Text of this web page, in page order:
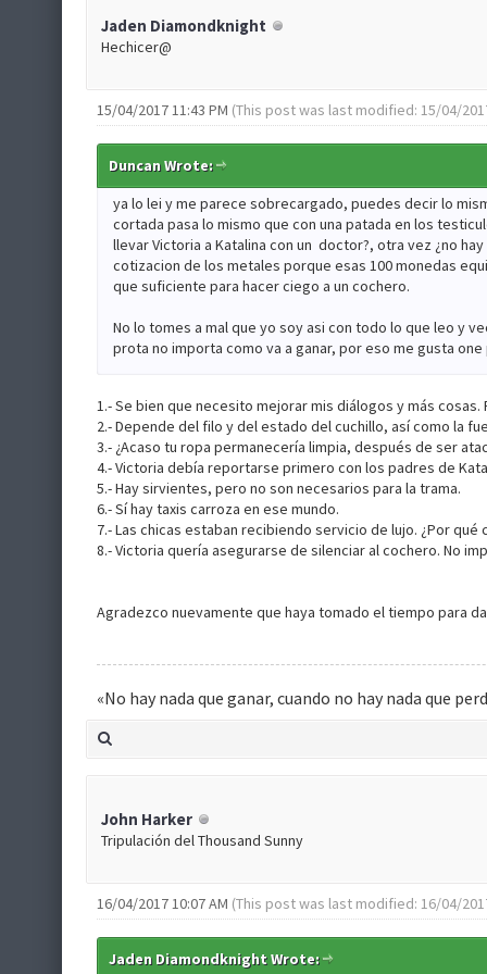
Jaden Diamondknight
Hechicer@
15/04/2017 11:43 PM (This post was last modified: 15/04/
Duncan Wrote:
ya lo lei y me parece sobrecargado, puedes decir lo
cortada pasa lo mismo que con una patada en los
llevar Victoria a Katalina con un doctor?, otra vez ¿no
cotizacion de los metales porque esas 100 monedas
que suficiente para hacer ciego a un cochero.
No lo tomes a mal que yo soy asi con todo lo que leo y
prota no importa como va a ganar, por eso me gusta
1.- Se bien que necesito mejorar mis diálogos y más
2.- Depende del filo y del estado del cuchillo, así como la
3.- ¿Acaso tu ropa permanecería limpia, después de ser
4.- Victoria debía reportarse primero con los padres de
5.- Hay sirvientes, pero no son necesarios para la trama.
6.- Sí hay taxis carroza en ese mundo.
7.- Las chicas estaban recibiendo servicio de lujo. ¿Por
8.- Victoria quería asegurarse de silenciar al cochero. No
Agradezco nuevamente que haya tomado el tiempo para
«No hay nada que ganar, cuando no hay nada que
John Harker
Tripulación del Thousand Sunny
16/04/2017 10:07 AM (This post was last modified: 16/04/
Jaden Diamondknight Wrote: